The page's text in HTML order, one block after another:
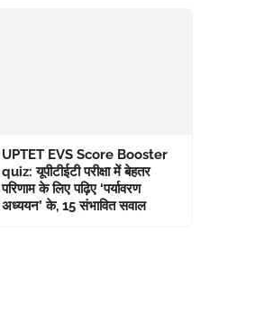
UPTET EVS Score Booster
quiz: यूपीटीईटी परीक्षा में बेहतर
परिणाम के लिए पढ़िए ‘पर्यावरण
अध्ययन’ के, 15 संभावित सवाल